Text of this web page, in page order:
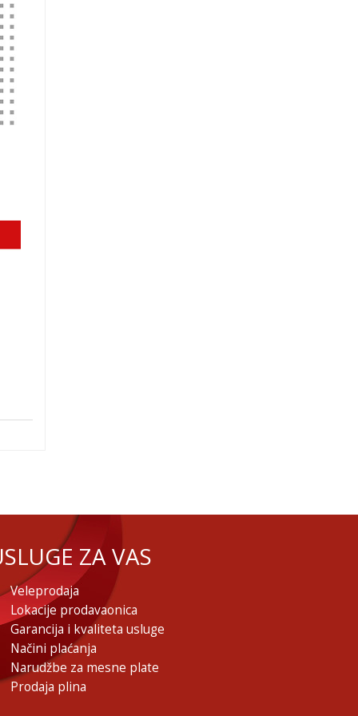
ZA VAS
Veleprodaja
Lokacije prodavaonica
Garancija i kvaliteta usluge
Načini plaćanja
Narudžbe za mesne plate
Prodaja plina